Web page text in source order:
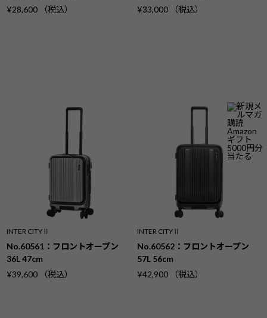
¥28,600 （税込）
¥33,000 （税込）
INTER CITYⅡ
No.60561：フロントオープン
36L 47cm
¥39,600 （税込）
INTER CITYⅡ
No.60562：フロントオープン
57L 56cm
¥42,900 （税込）